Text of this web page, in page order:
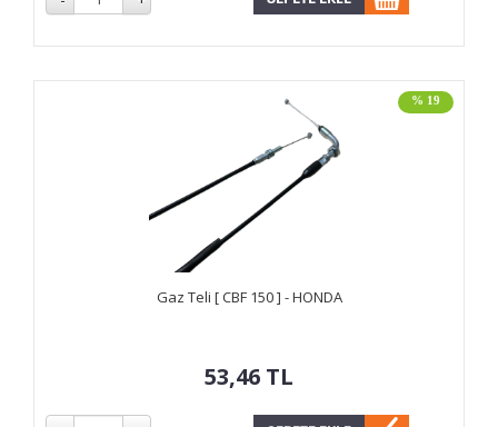
% 19
Gaz Teli [ CBF 150 ] - HONDA
53,46 TL